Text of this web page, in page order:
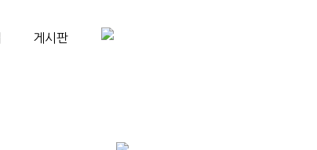
게시판